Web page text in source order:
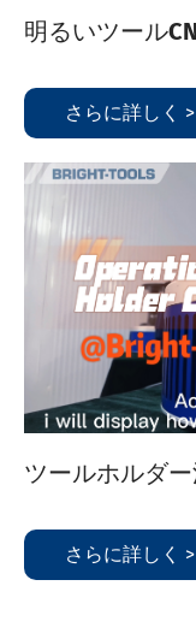
明るいツール
さらに詳しく >
ツールホルダ
さらに詳しく >